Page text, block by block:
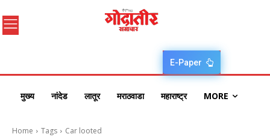
E-Paper
मुख्य नांदेड लातूर मराठवाडा महाराष्ट्र MORE
Home Tags Car looted